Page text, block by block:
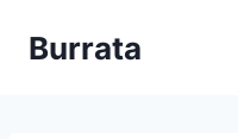
Burrata